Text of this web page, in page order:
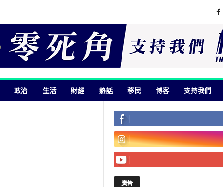
政治 生活 財經 熱話 移民 博客 支持我們
廣告